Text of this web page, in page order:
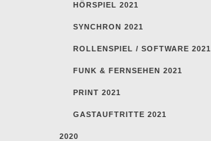
HÖRSPIEL 2021
SYNCHRON 2021
ROLLENSPIEL / SOFTWARE 2021
FUNK & FERNSEHEN 2021
PRINT 2021
GASTAUFTRITTE 2021
2020